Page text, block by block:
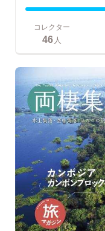
コレクター
46人